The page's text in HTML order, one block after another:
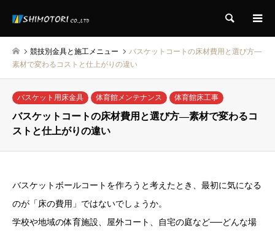
検索
競技別金具と施工メニュー
バスケットコートの床材費用と選び方―
素材で変わるコストと仕上がりの違い
バスケット用床金具 体育館メンテナンス 体育館床工事
バスケットコートの床材費用と選び方―素材で変わるコ
ストと仕上がりの違い
バスケットボールコートを作ろうと考えたとき、最初に気になる
のが「床の費用」ではないでしょうか。
学校や地域の体育施設、屋外コート、自宅の庭など──どんな場